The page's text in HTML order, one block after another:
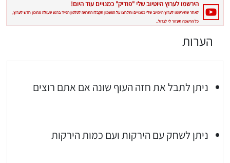
הערות
ניתן לתבל את חזה העוף שונה אם אתם רוצים
ניתן לשחק עם הירקות ועם כמות הירקות